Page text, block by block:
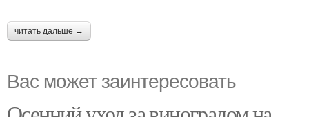
читать дальше →
Вас может заинтересовать